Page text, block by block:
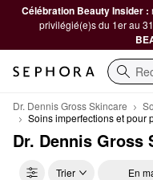
Célébration Beauty Insider :
privilégié(e)s du 1er au
Dr. Dennis Gross Skincare
Soins imperfections et pour
Dr. Dennis Gross
Trier En